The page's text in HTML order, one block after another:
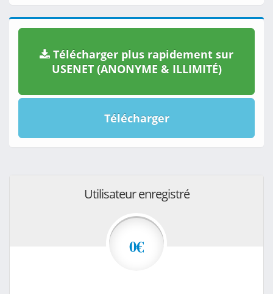
Télécharger plus rapidement sur
USENET (ANONYME & ILLIMITÉ)
Télécharger
Utilisateur enregistré
0€